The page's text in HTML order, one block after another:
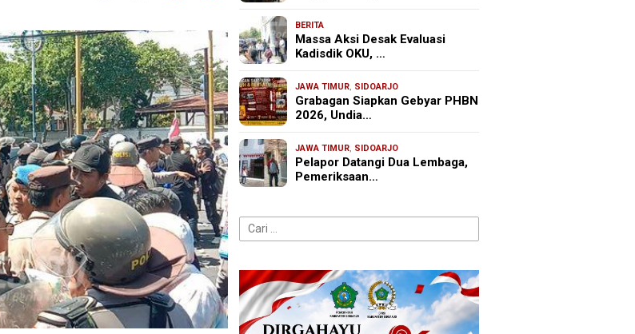
BERITA
Massa Aksi Desak Evaluasi
Kadisdik OKU, …
JAWA TIMUR, SIDOARJO
Grabagan Siapkan Gebyar PHBN
2026, Undia…
JAWA TIMUR, SIDOARJO
Pelapor Datangi Dua Lembaga,
Pemeriksaan…
Cari
untuk: